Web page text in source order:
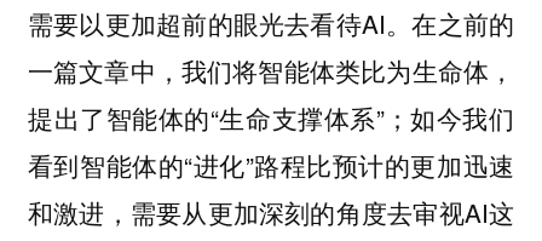
需要以更加超前的眼光去看待AI。在之前的
一篇文章中，我们将智能体类比为生命体，
提出了智能体的“生命支撑体系”；如今我们
看到智能体的“进化”路程比预计的更加迅速
和激进，需要从更加深刻的角度去审视AI这